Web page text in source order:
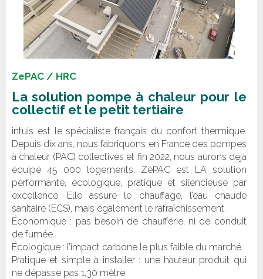
ZePAC / HRC
La solution pompe à chaleur pour le
collectif et le petit tertiaire
intuis est le spécialiste français du confort thermique.
Depuis dix ans, nous fabriquons en France des pompes
à chaleur (PAC) collectives et fin 2022, nous aurons déjà
équipé 45 000 logements. ZéPAC est LA solution
performante, écologique, pratique et silencieuse par
excellence. Elle assure le chauffage, l’eau chaude
sanitaire (ECS), mais également le rafraîchissement.
Économique : pas besoin de chaufferie, ni de conduit
de fumée.
Écologique : l’impact carbone le plus faible du marché.
Pratique et simple à installer : une hauteur produit qui
ne dépasse pas 1,30 mètre.